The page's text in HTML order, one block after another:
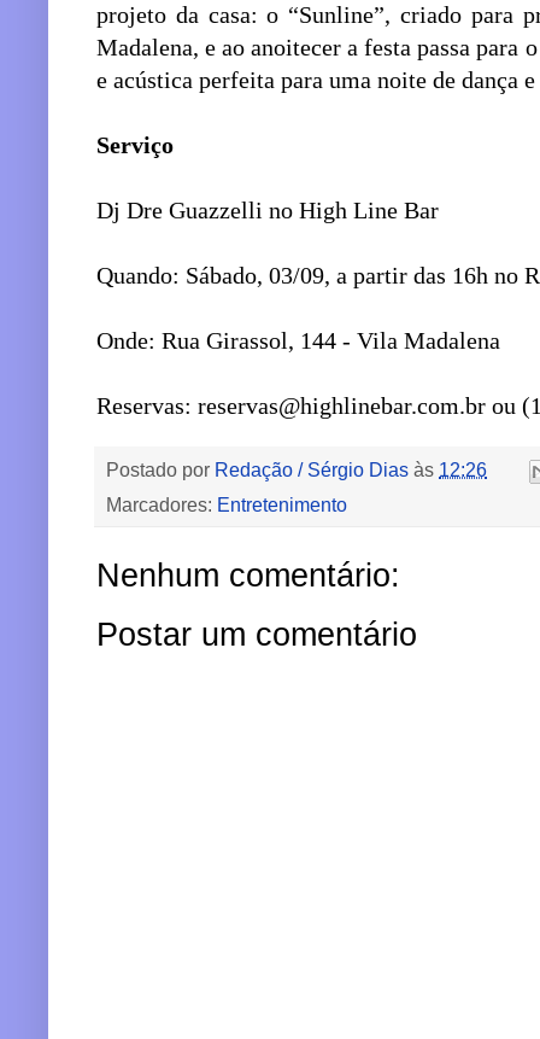
projeto da casa: o “Sunline”, criado para
Madalena, e ao anoitecer a festa passa para
e acústica perfeita para uma noite de dança
Serviço
Dj Dre Guazzelli no High Line Bar
Quando: Sábado, 03/09, a partir das 16h no
Onde: Rua Girassol, 144 - Vila Madalena
Reservas: reservas@highlinebar.com.br ou
Postado por Redação / Sérgio Dias às 12:26
Marcadores: Entretenimento
Nenhum comentário:
Postar um comentário